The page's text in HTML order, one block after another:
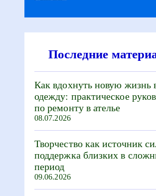
Последние
Как вдохнуть новую жизнь
одежду: практическое
по ремонту в ателье
08.07.2026
Творчество как источник
поддержка близких в
период
09.06.2026